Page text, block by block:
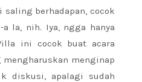
berhadapan, cocok
a la, nih. Iya, ngga hanya
ini cocok buat acara
menginap
diskusi, apalagi sudah